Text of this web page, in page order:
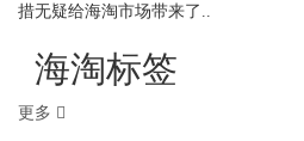
措无疑给海淘市场带来了..
海淘标签
更多